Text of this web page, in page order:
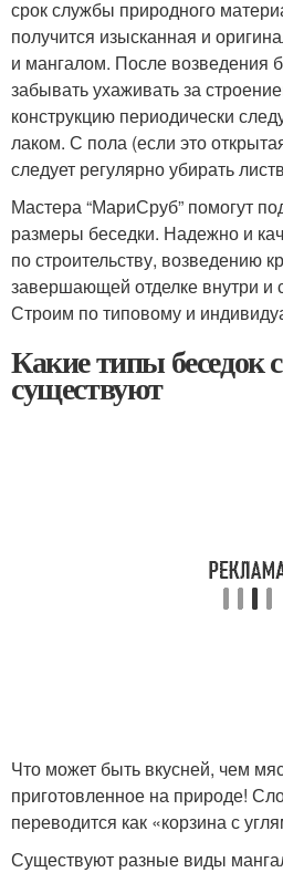
срок службы природного
получится изысканная и
и мангалом. После возведения
забывать ухаживать за
конструкцию периодически
лаком. С пола (если это
следует регулярно убирать
Мастера “МариСруб” помогут
размеры беседки. Надежно и
по строительству, возведению
завершающей отделке внутри и
Строим по типовому и
Какие типы беседок
существуют
Что может быть вкусней, чем
приготовленное на природе!
переводится как «корзина с
Существуют разные виды